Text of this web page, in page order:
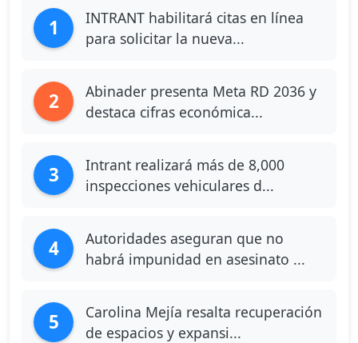
1
INTRANT habilitará citas en línea
para solicitar la nueva...
2
Abinader presenta Meta RD 2036 y
destaca cifras económica...
3
Intrant realizará más de 8,000
inspecciones vehiculares d...
4
Autoridades aseguran que no
habrá impunidad en asesinato ...
5
Carolina Mejía resalta recuperación
de espacios y expansi...